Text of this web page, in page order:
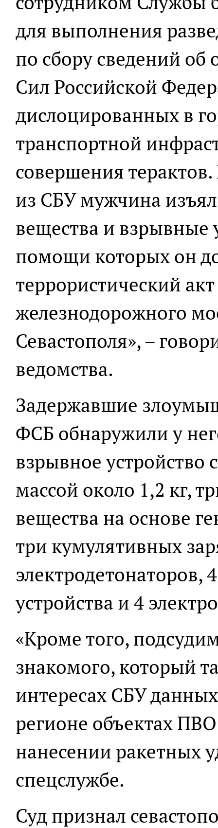
для выполнения
по сбору сведений
Сил Российской
дислоцированных в
транспортной
совершения
из СБУ мужчина
вещества и взрывные
помощи которых он
террористический
железнодорожного
Севастополя», –
ведомства.
Задержавшие
ФСБ обнаружили у
взрывное устройство
массой около 1,2 кг,
вещества на основе
три кумулятивных
электродетонаторов,
устройства и 4
«Кроме того,
знакомого, который
интересах СБУ
регионе объектах
нанесении ракетных
спецслужбе.
Суд признал